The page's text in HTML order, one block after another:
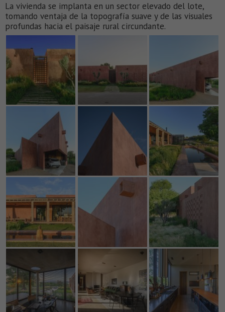
La vivienda se implanta en un sector elevado del lote,
tomando ventaja de la topografía suave y de las visuales
profundas hacia el paisaje rural circundante.